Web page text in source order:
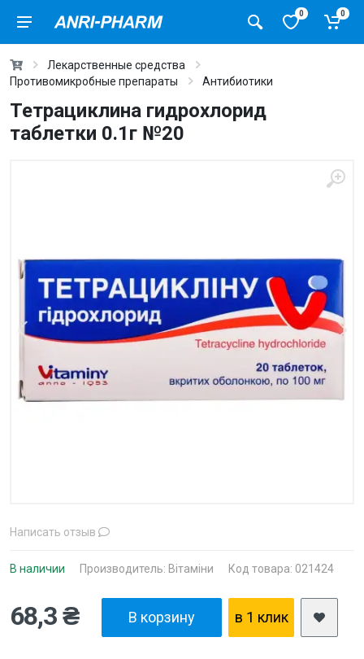
0 0
Лекарственные средства
Противомикробные препараты
Антибиотики
Тетрациклина гидрохлорид
таблетки 0.1г №20
Написать отзыв
В наличии Производитель: Вітаміни Код товара: 021424
68,3 ₴ В корзину в 1 клик